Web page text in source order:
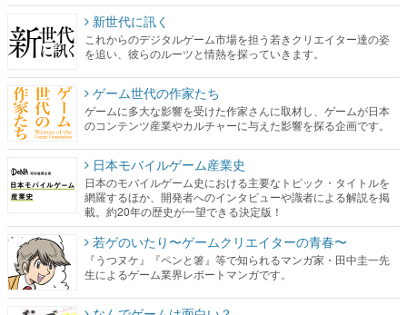
新世代に訊く
これからのデジタルゲーム市場を担う若きクリエイター達の姿
を追い、彼らのルーツと情熱を探っていきます。
ゲーム世代の作家たち
ゲームに多大な影響を受けた作家さんに取材し、ゲームが日本
のコンテンツ産業やカルチャーに与えた影響を探る企画です。
日本モバイルゲーム産業史
日本のモバイルゲーム史における主要なトピック・タイトルを
網羅するほか、開発者へのインタビューや識者による解説を掲
載。約20年の歴史が一望できる決定版！
若ゲのいたり〜ゲームクリエイターの青春〜
『うつヌケ』『ペンと箸』等で知られるマンガ家・田中圭一先
生によるゲーム業界レポートマンガです。